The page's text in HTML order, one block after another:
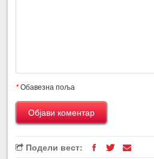
*Обавезна поља
Подели вест: